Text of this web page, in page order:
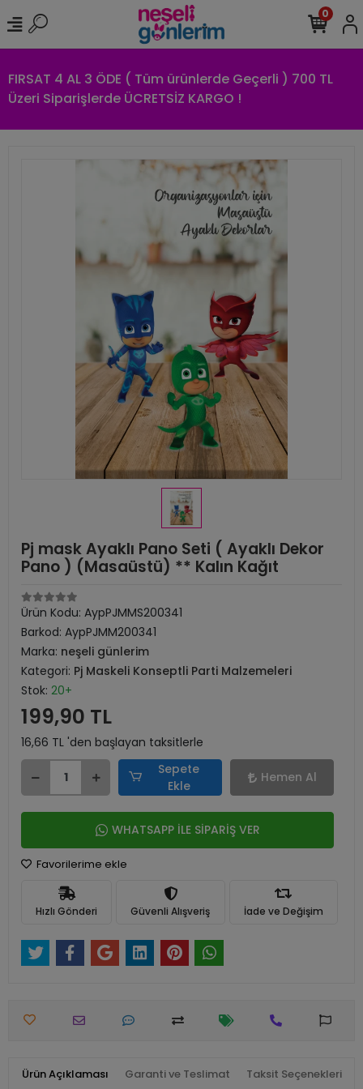
FIRSAT 4 AL 3 ÖDE ( Tüm ürünlerde Geçerli ) 700 TL
Üzeri Siparişlerde ÜCRETSİZ KARGO !
0
Pj mask Ayaklı Pano Seti ( Ayaklı Dekor
Pano ) (Masaüstü) ** Kalın Kağıt
Ürün Kodu: AypPJMMS200341
Barkod: AypPJMM200341
Marka: neşeli günlerim
Kategori: Pj Maskeli Konseptli Parti Malzemeleri
Stok: 20+
199,90 TL
16,66 TL 'den başlayan taksitlerle
Sepete
Ekle
Hemen Al
WHATSAPP İLE SİPARİŞ VER
Favorilerime ekle
Hızlı Gönderi Güvenli Alışveriş İade ve Değişim
Ürün Açıklaması Garanti ve Teslimat Taksit Seçenekleri